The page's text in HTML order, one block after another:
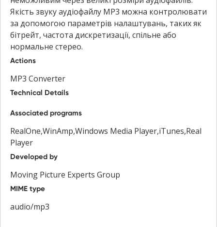
Якість звуку аудіофайлу MP3 можна контролювати
за допомогою параметрів налаштувань, таких як
бітрейт, частота дискретизації, спільне або
нормальне стерео.
Actions
MP3 Converter
Technical Details
Associated programs
RealOne,WinAmp,Windows Media Player,iTunes,Real
Player
Developed by
Moving Picture Experts Group
MIME type
audio/mp3